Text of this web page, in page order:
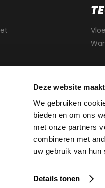
Deze website
We gebruiken
bieden en om ons
met onze partners
combineren met
uw gebruik van hun
Details tonen